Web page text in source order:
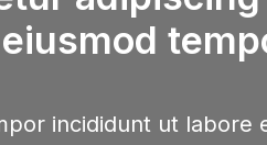
eiusmod
incididunt ut labore